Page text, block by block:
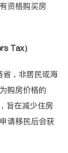
资格购买房
Tax）
，非居民或海
购房价格的
旨在减少住房
请移民后会获